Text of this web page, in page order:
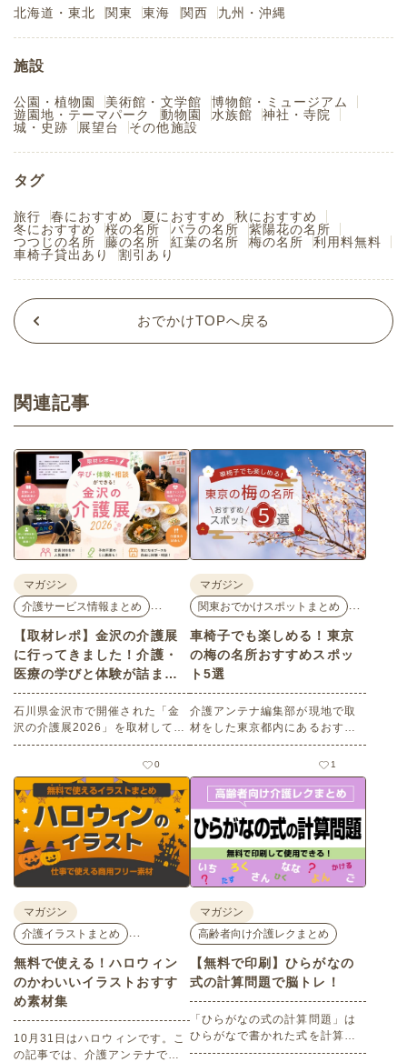
北海道・東北 関東 東海 関西 九州・沖縄
施設
公園・植物園 美術館・文学館
博物館・ミュージアム
遊園地・テーマパーク
動物園 水族館
神社・寺院
城・史跡
展望台 その他施設
タグ
旅行 春におすすめ 夏におすすめ
秋におすすめ
冬におすすめ
桜の名所 バラの名所
紫陽花の名所
つつじの名所
藤の名所 紅葉の名所 梅の名所
利用料無料
車椅子貸出あり
割引あり
おでかけTOPへ戻る
関連記事
マガジン
介護サービス情報まとめ
…
【取材レポ】金沢の介護展
に行ってきました！介護・
医療の学びと体験が詰まっ
た1日。
石川県金沢市で開催された「金
沢の介護展2026」を取材してき
ました。医師による人気講演か
ら、気軽に参加できるミニ講
座、体験型の企業ブースまで、
介護・医療・健康の“学び・体
験・相談”が一度にできる、見ど
ころ満載のイベントの様子をレ
ポートします。
0
マガジン
関東おでかけスポットまとめ
…
車椅子でも楽しめる！東京
の梅の名所おすすめスポッ
ト5選
介護アンテナ編集部が現地で取
材をした東京都内にあるおすす
めの梅の名所を５選紹介しま
す。見どころはもちろんのこと
バリアフリーの設備面について
も紹介しているので、介護施設
などでの外出アクティビティの
事前チェックの際にぜひ参考に
してください。
1
マガジン
介護イラストまとめ
…
無料で使える！ハロウィン
のかわいいイラストおすす
め素材集
10月31日はハロウィンです。こ
の記事では、介護アンテナで扱
マガジン
高齢者向け介護レクまとめ
【無料で印刷】ひらがなの
式の計算問題で脳トレ！
「ひらがなの式の計算問題」は
ひらがなで書かれた式を計算す
る問題です。想像力やワーキン